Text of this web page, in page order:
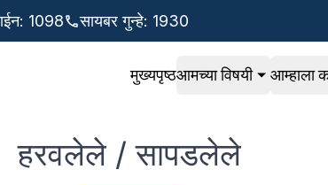
: 1098 सायबर गुन्हे: 1930
मुख्यपृष्ठआमच्या विषयी आम्हाला
हरवलेले / सापडलेले